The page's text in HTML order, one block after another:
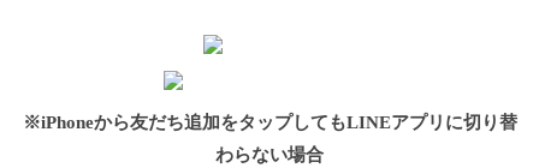
※iPhoneから友だち追加をタップしてもLINEアプリに切り替
わらない場合